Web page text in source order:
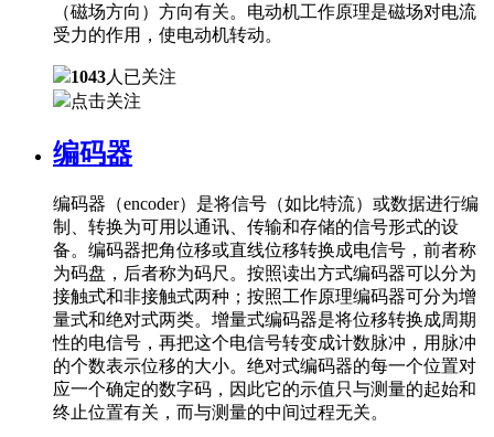
（磁场方向）方向有关。电动机工作原理是磁场对电流
受力的作用，使电动机转动。
1043人已关注
点击关注
编码器
编码器（encoder）是将信号（如比特流）或数据进行编
制、转换为可用以通讯、传输和存储的信号形式的设
备。编码器把角位移或直线位移转换成电信号，前者称
为码盘，后者称为码尺。按照读出方式编码器可以分为
接触式和非接触式两种；按照工作原理编码器可分为增
量式和绝对式两类。增量式编码器是将位移转换成周期
性的电信号，再把这个电信号转变成计数脉冲，用脉冲
的个数表示位移的大小。绝对式编码器的每一个位置对
应一个确定的数字码，因此它的示值只与测量的起始和
终止位置有关，而与测量的中间过程无关。